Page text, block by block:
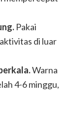
Pakai
di luar
Warna
4-6 minggu,